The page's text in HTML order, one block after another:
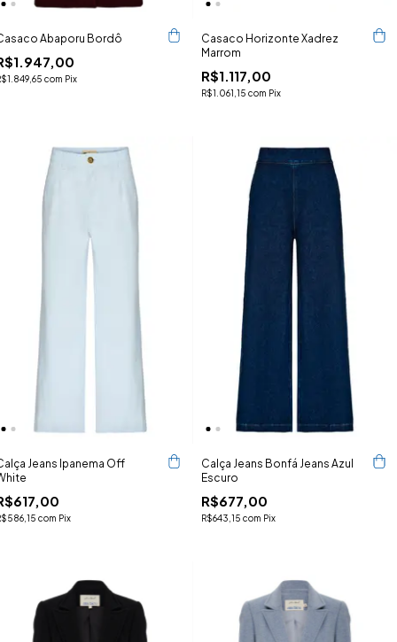
Abaporu Bordô
com Pix
Casaco Horizonte Xadrez
Marrom
R$1.117,00
R$1.061,15 com Pix
Jeans Ipanema Off
com Pix
Calça Jeans Bonfá Jeans Azul
Escuro
R$677,00
R$643,15 com Pix